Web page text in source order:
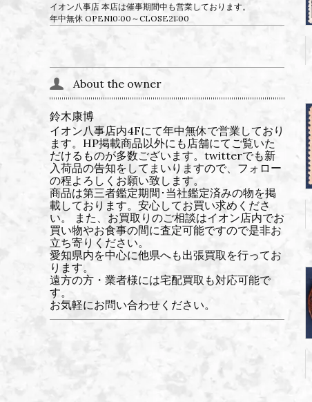
イオン八事店 本店は催事期間中も営業しております。
年中無休 OPEN10:00～CLOSE21:00
About the owner
鈴木康博
イオン八事店内4Fにて年中無休で営業しており
ます。HP掲載商品以外にも店舗にてご覧いた
だけるものが多数ございます。twitterでも新
入荷品の告知をしてまいりますので、フォロー
の程よろしくお願い致します。
商品は第三者鑑定期間･当社鑑定済みの物を掲
載しております。安心してお買い求めくださ
い。 また、お買取りのご相談はイオン店内でお
買い物やお食事の間に査定可能ですので是非お
立ち寄りください。
愛知県内を中心に他県へも出張買取を行ってお
ります。
遠方の方・業者様には宅配買取も対応可能で
す。
お気軽にお問い合わせください。